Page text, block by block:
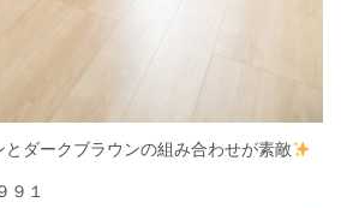
ダークブラウンの組み合わせが素敵
９１